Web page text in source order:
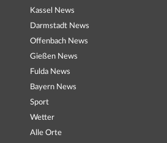
Kassel News
Darmstadt News
Offenbach News
Gießen News
Fulda News
Bayern News
Sport
Wetter
Alle Orte